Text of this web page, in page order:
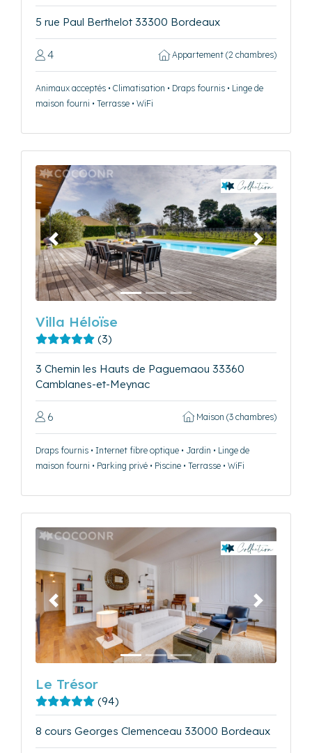
5 rue Paul Berthelot 33300 Bordeaux
4 Appartement (2 chambres)
Animaux acceptés • Climatisation • Draps fournis • Linge de
maison fourni • Terrasse • WiFi
Précédent Suivant
Villa Héloïse
(3)
3 Chemin les Hauts de Paguemaou 33360
Camblanes-et-Meynac
6 Maison (3 chambres)
Draps fournis • Internet fibre optique • Jardin • Linge de
maison fourni • Parking privé • Piscine • Terrasse • WiFi
Précédent Suivant
Le Trésor
(94)
8 cours Georges Clemenceau 33000 Bordeaux